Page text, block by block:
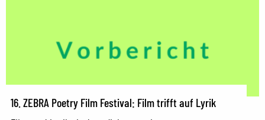
16. ZEBRA Poetry Film Festival: Film trifft auf Lyrik